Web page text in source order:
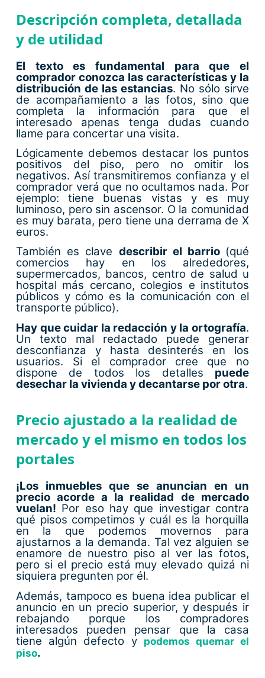
Descripción completa, detallada
y de utilidad
El texto es fundamental paraque el
comprador conozca las características y la
distribución de las estancias. No sólo sirve
de acompañamiento a las fotos, sino que
completa la información para que el
interesado apenas tenga dudas cuando
llame para concertar una visita.
Lógicamente debemos destacar los puntos
positivos del piso, pero no omitir los
negativos. Así transmitiremos confianza y el
comprador verá que no ocultamos nada. Por
ejemplo: tiene buenas vistas y es muy
luminoso, pero sin ascensor. O la comunidad
es muy barata, pero tiene una derrama de X
euros.
También es clave describir el barrio (qué
comercios hay en los alrededores,
supermercados, bancos, centro de salud u
hospital más cercano, colegios e institutos
públicos y cómo es la comunicación con el
transporte público).
Hay que cuidar la redacción y la ortografía.
Un texto mal redactado puede generar
desconfianza y hasta desinterés en los
usuarios. Si el comprador cree que no
dispone de todos los detalles puede
desechar la vivienda y decantarse por otra.
Precio ajustado a la realidad de
mercado y el mismo en todos los
portales
¡Los inmuebles que se anuncian en un
precio acorde a la realidad de mercado
vuelan! Por eso hay que investigar contra
qué pisos competimos y cuál es la horquilla
en la que podemos movernos para
ajustarnos a la demanda. Tal vez alguien se
enamore de nuestro piso al ver las fotos,
pero si el precio está muy elevado quizá ni
siquiera pregunten por él.
Además, tampoco es buena idea publicar el
anuncio en un precio superior, y después ir
rebajando porque los compradores
interesados pueden pensar que la casa
tiene algún defecto y podemos quemar el
piso.